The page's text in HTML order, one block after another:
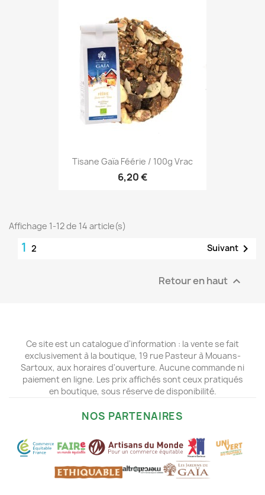
Tisane Gaïa Féérie / 100g Vrac
6,20 €
Affichage 1-12 de 14 article(s)
1 2 Suivant 
Retour en haut 
Ce site est un catalogue d'information : la vente se fait
exclusivement à la boutique, 19 rue Pasteur à Mouans-
Sartoux, aux horaires d'ouverture. Aucune commande ni
paiement en ligne. Les prix affichés sont ceux pratiqués
en boutique, sous réserve de disponibilité.
NOS PARTENAIRES